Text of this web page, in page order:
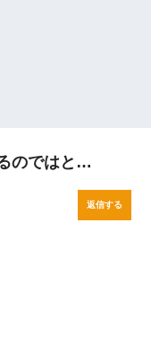
のではと…
返信する